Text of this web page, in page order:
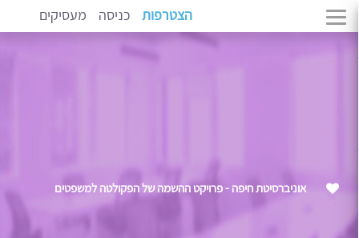
הצטרפות כניסה מעסיקים
אוניברסיטת חיפה - פרויקט ההשמה של הפקולטה למשפטים